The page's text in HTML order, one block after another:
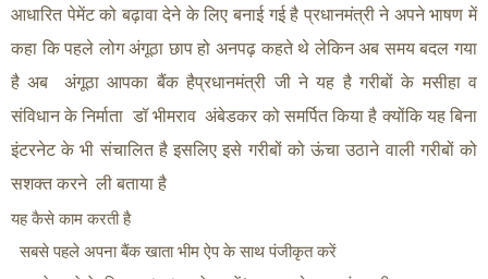
आधारित पेमेंट को बढ़ावा देने के लिए बनाई गई है प्रधानमंत्री ने अपने भाषण में
कहा कि पहले लोग अंगूठा छाप हो अनपढ़ कहते थे लेकिन अब समय बदल गया
है अब  अंगूठा आपका बैंक हैप्रधानमंत्री जी ने यह है गरीबों के मसीहा व
संविधान के निर्माता  डॉ भीमराव  अंबेडकर को समर्पित किया है क्योंकि यह बिना
इंटरनेट के भी संचालित है इसलिए इसे गरीबों को ऊंचा उठाने वाली गरीबों को
सशक्त करने  ली बताया है
यह कैसे काम करती है
सबसे पहले अपना बैंक खाता भीम ऐप के साथ पंजीकृत करें